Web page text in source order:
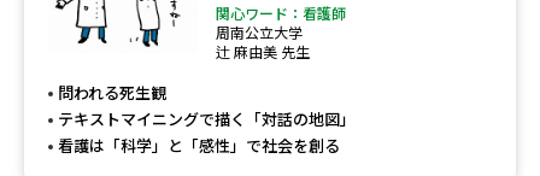
関心ワード：看護師
周南公立大学
辻 麻由美 先生
問われる死生観
テキストマイニングで描く「対話の地図」
看護は「科学」と「感性」で社会を創る